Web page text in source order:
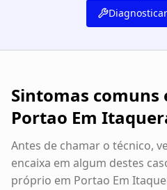
Sintomas comuns
Portao Em
Antes de chamar o técnico,
encaixa em algum destes
próprio em Portao Em